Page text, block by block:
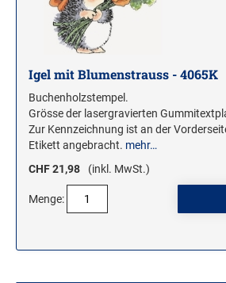
Igel mit Blumenstrauss - 4065K
Buchenholzstempel.
Grösse der lasergravierten
Zur Kennzeichnung ist an der
Etikett angebracht. mehr…
CHF 21,98
(inkl. MwSt.)
Menge: